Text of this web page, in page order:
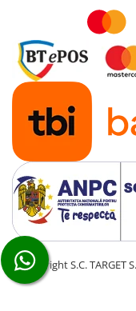
■ Ulei motor SHELL
■ Ulei motor TOTAL
■ Ulei motor ARAL
■ Ulei motor ELF
■ Ulei motor
■ Ulei motor MANNOL
■ Ulei motor KROON
■ Ulei motor KROSS
■ Ulei motor SELENIA
■ Ulei motor CYCLON
■ Ulei motor OEM
Ulei motor DACIA
©Copyright S.C. TARGET